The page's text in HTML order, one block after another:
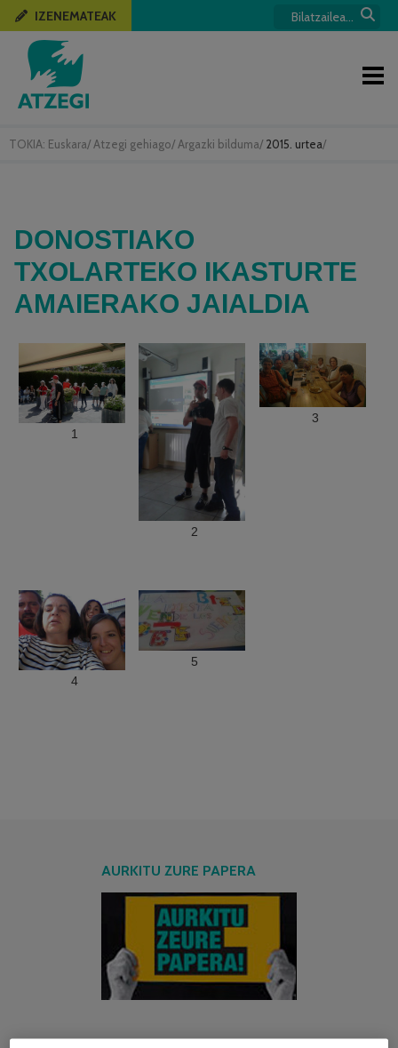
TOKIA: Euskara/ Atzegi gehiago/ Argazki bilduma/ 2015. urtea/
IZENEMATEAK
DONOSTIAKO
TXOLARTEKO IKASTURTE
AMAIERAKO JAIALDIA
1
2
3
4
5
AURKITU ZURE PAPERA